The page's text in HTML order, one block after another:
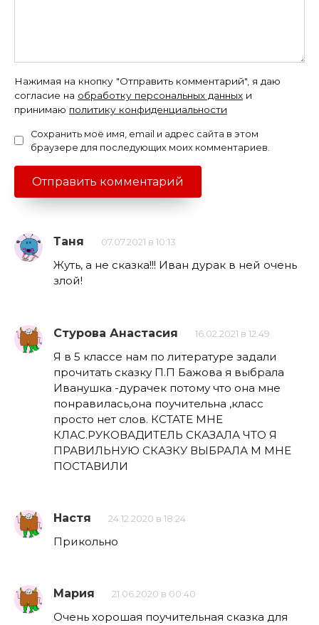
Нажимая на кнопку "Отправить комментарий", я даю
согласие на обработку персональных данных и
принимаю политику конфиденциальности
Сохранить моё имя, email и адрес сайта в этом
браузере для последующих моих комментариев.
Таня 07.07.2021 в 10:13
Жуть, а не сказка!!! Иван дурак в ней очень
злой!
Стурова Анастасия 16.02.2021 в 12:49
Я в 5 классе нам по литературе задали
прочитать сказку П.П Бажова я выбрала
Иванушка -дурачек потому что она мне
понравилась,она поучительна ,класс
просто нет слов. КСТАТЕ МНЕ
КЛАС.РУКОВАДИТЕЛЬ СКАЗАЛА ЧТО Я
ПРАВИЛЬНУЮ СКАЗКУ ВЫБРАЛА М МНЕ
ПОСТАВИЛИ
Настя 24.12.2020 в 18:24
Прикольно
Мария 21.06.2020 в 00:40
Очень хорошая поучительная сказка для